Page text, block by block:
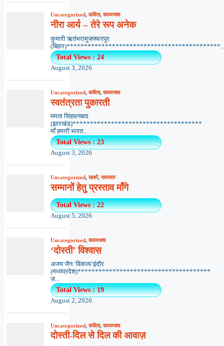
Uncategorized,कविता,काव्यभाषा
नीरा आर्य – तेरे रूप अनेक
कुमारी ऋतंभरामुजफ्फरपुर
Total Views : 24
August 3, 2026
Uncategorized,कविता,काव्यभाषा
स्वतंत्रता पुकारती
ममता सिंहधनबाद
(झारखंड)*************************************
माँ हमारी भारत...
Total Views : 23
August 3, 2026
Uncategorized,खबरें,समाचार
सम्मानों हेतु प्रस्ताव माँगे
Total Views : 22
August 5, 2026
Uncategorized,काव्यभाषा
‘दोस्ती’ विश्वास
अजय जैन ‘विकल्प’इंदौर
(मध्यप्रदेश)**************************************
ज़...
Total Views : 19
August 2, 2026
Uncategorized,कविता,काव्यभाषा
दोस्ती-दिल से दिल की आवाज़